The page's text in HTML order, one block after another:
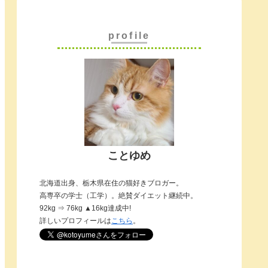
profile
ことゆめ
北海道出身、栃木県在住の猫好きブロガー。
高専卒の学士（工学）。絶賛ダイエット継続中。
92kg ⇒ 76kg ▲16kg達成中!
詳しいプロフィールは こちら 。